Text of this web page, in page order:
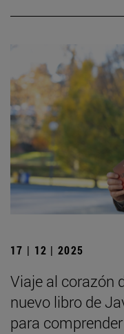
17 | 12 | 2025
Viaje al corazón
nuevo libro de
para